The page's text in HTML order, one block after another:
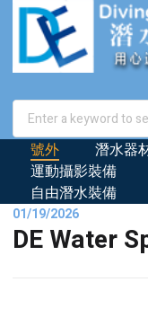
號外 潛水器
運動攝影裝備
自由潛水裝備
01/19/2026
DE Water